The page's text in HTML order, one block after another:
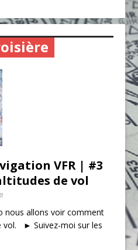
VFR | #3
de vol
nous allons voir comment
vol. ► Suivez-moi sur les